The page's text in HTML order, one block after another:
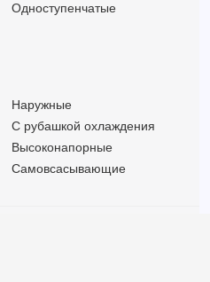
Одноступенчатые
Наружные
С рубашкой охлаждения
Высоконапорные
Самовсасывающие